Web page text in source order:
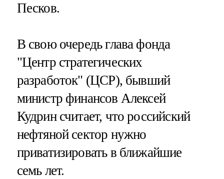
Песков.
В свою очередь глава фонда
"Центр стратегических
разработок" (ЦСР), бывший
министр финансов Алексей
Кудрин считает, что российский
нефтяной сектор нужно
приватизировать в ближайшие
семь лет.